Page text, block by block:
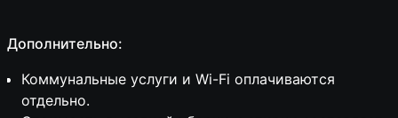
Дополнительно:
Коммунальные услуги и Wi-Fi оплачиваются
отдельно.